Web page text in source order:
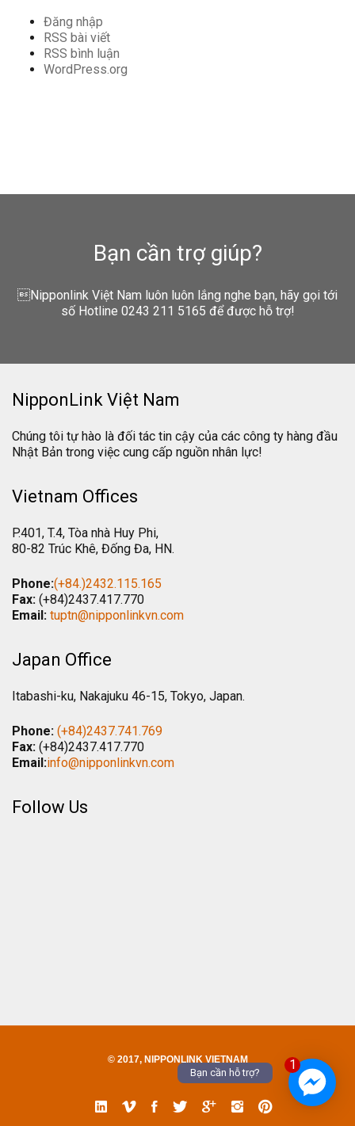
1
Bạn cần hỗ trợ?
Đăng nhập
RSS bài viết
RSS bình luận
WordPress.org
Bạn cần trợ giúp?
Nipponlink Việt Nam luôn luôn lắng nghe bạn, hãy gọi tới
số Hotline 0243 211 5165 để được hỗ trợ!
NipponLink Việt Nam
Chúng tôi tự hào là đối tác tin cậy của các công ty hàng đầu
Nhật Bản trong việc cung cấp nguồn nhân lực!
Vietnam Offices
P.401, T.4, Tòa nhà Huy Phi,
80-82 Trúc Khê, Đống Đa, HN.
Phone:(+84.)2432.115.165
Fax: (+84)2437.417.770
Email: tuptn@nipponlinkvn.com
Japan Office
Itabashi-ku, Nakajuku 46-15, Tokyo, Japan.
Phone: (+84)2437.741.769
Fax: (+84)2437.417.770
Email:info@nipponlinkvn.com
Follow Us
© 2017, NIPPONLINK VIETNAM
LinkedVimeoFacebook
TwitterGoogleInstgram
Pinterest